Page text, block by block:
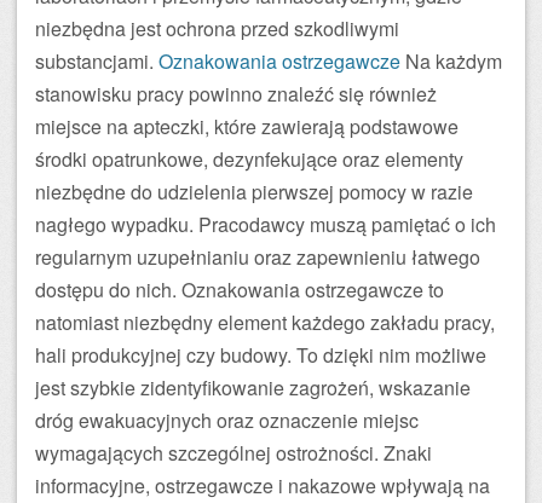
niezbędna jest ochrona przed szkodliwymi
substancjami. Oznakowania ostrzegawcze Na każdym
stanowisku pracy powinno znaleźć się również
miejsce na apteczki, które zawierają podstawowe
środki opatrunkowe, dezynfekujące oraz elementy
niezbędne do udzielenia pierwszej pomocy w razie
nagłego wypadku. Pracodawcy muszą pamiętać o ich
regularnym uzupełnianiu oraz zapewnieniu łatwego
dostępu do nich. Oznakowania ostrzegawcze to
natomiast niezbędny element każdego zakładu pracy,
hali produkcyjnej czy budowy. To dzięki nim możliwe
jest szybkie zidentyfikowanie zagrożeń, wskazanie
dróg ewakuacyjnych oraz oznaczenie miejsc
wymagających szczególnej ostrożności. Znaki
informacyjne, ostrzegawcze i nakazowe wpływają na